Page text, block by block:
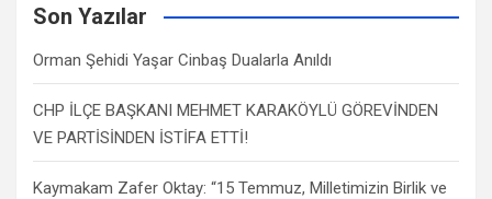
Son Yazılar
Orman Şehidi Yaşar Cinbaş Dualarla Anıldı
CHP İLÇE BAŞKANI MEHMET KARAKÖYLÜ GÖREVİNDEN
VE PARTİSİNDEN İSTİFA ETTİ!
Kaymakam Zafer Oktay: “15 Temmuz, Milletimizin Birlik ve